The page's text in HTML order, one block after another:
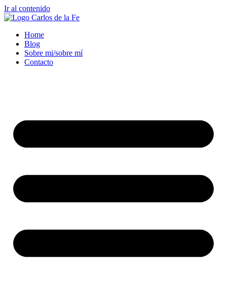
Ir al contenido
Home
Blog
Sobre mi/sobre mí
Contacto